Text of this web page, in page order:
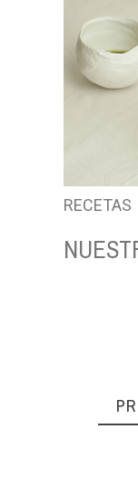
RECETAS